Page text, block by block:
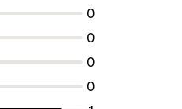
0
0
0
0